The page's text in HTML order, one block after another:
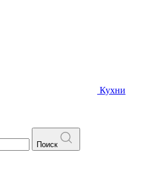
Кухни
Поиск